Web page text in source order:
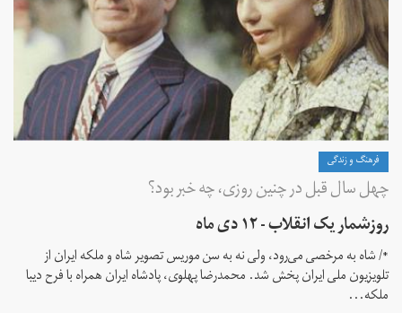
فرهنگ و زندگی
چهل سال قبل در چنین روزی، چه خبر بود؟
روزشمار یک انقلاب - ۱۲ دی ماه
*/ شاه به مرخصی می‌رود، ولی نه به سن موریس تصویر شاه و ملکه ایران از
تلویزیون ملی ایران پخش شد. محمدرضا پهلوی، پادشاه ایران همراه با فرح دیبا
ملکه...